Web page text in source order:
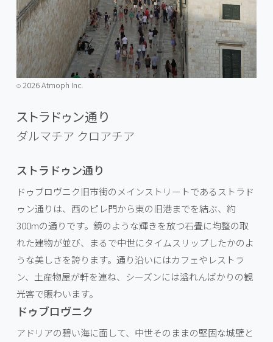
©️2026 Atmoph Inc.
ストラドゥン通り
ダルマチア クロアチア
ストラドゥン通り
ドゥブロヴニク旧市街のメインストリートであるストラド
ゥン通りは、西のピレ門から東の旧港までを結ぶ、約
300mの通りです。鏡のような輝きを放つ石畳に均整の取
れた建物が並び、まるで中世にタイムスリップしたかのよ
うな美しさを誇ります。通り沿いにはカフェやレストラ
ン、土産物屋が軒を連ね、シーズンには溢れんばかりの観
光客で賑わいます。
ドゥブロヴニク
アドリアの碧い海に面して、中世そのままの堅固な城壁と